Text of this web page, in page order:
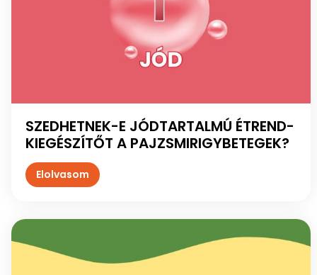
SZEDHETNEK-E JÓDTARTALMÚ ÉTREND-
KIEGÉSZÍTŐT A PAJZSMIRIGYBETEGEK?